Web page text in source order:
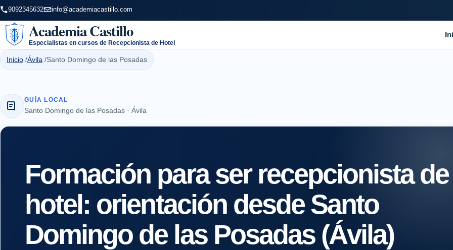
9092345632 info@academiacastillo.com
Academia Castillo
Especialistas en cursos de Recepcionista de Hotel
Inicio Ávila Santo Domingo de las Posadas
GUÍA LOCAL
Santo Domingo de las Posadas · Ávila
Formación para ser recepcionista de
hotel: orientación desde Santo
Domingo de las Posadas (Ávila)